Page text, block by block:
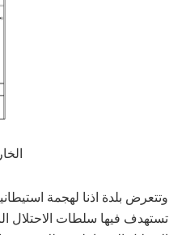
وتتعرض بلدة اذنا لهجمة
تستهدف فيها سلطات الاحتلال